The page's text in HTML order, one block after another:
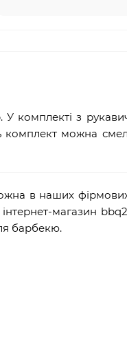
У комплекті з
комплект можна
в наших
магазин bbq
барбекю.